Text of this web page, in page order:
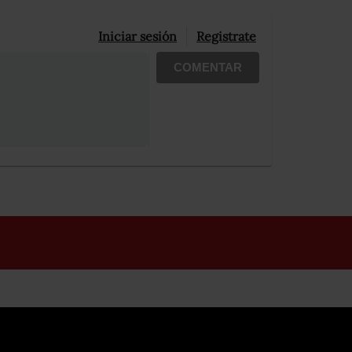
Iniciar sesión Registrate
COMENTAR